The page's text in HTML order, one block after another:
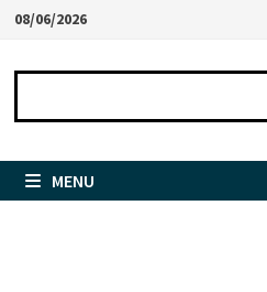
Passer
contenu
08/06/2026
MENU